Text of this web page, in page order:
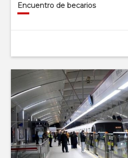
Encuentro de becarios